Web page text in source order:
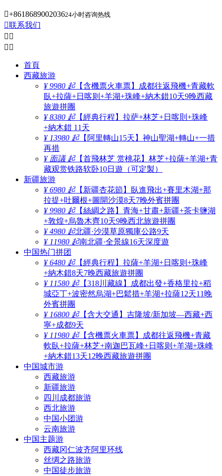
+861868900203624小时咨询热线
联系我们
 
 
首頁
西藏旅游
¥ 9980 起【含機票火車票】成都往返飛機+青藏軟
臥+拉薩+日喀则+羊湖+珠峰+納木錯10天9晚西藏
旅遊拼團
¥ 8380 起【經典行程】拉萨+林芝+日喀則+珠峰
+納木錯 11天
¥ 13980 起【阿里轉山15天】神山聖湖+轉山+一措
再措
¥ 面議 起【首飛林芝 赏桃花】林芝+拉薩+羊湖+青
藏观赏铁路软卧10日遊（可定製）
新疆旅游
¥ 6980 起【新疆杏花節】臥進飛出+賽里木湖+那
拉提+吐爾根+圖開沙漠8天7晚外賓拼團
¥ 9980 起【絲綢之路】青海+甘肅+新疆+茶卡鹽湖
+敦煌+烏魯木齊10天9晚西北旅遊拼團
¥ 4980 起北疆·沙漠草原獨庫公路9天
¥ 11980 起南北疆·全景線16天深度遊
中国热门拼团
¥ 6480 起【經典行程】拉薩+羊湖+日喀则+珠峰
+納木錯8天7晚西藏旅遊拼團
¥ 11580 起【318川藏線】成都出發+香格里拉+稻
城亞丁+波密然烏湖+巴鬆措+羊湖+拉薩12天11晚
外賓拼團
¥ 16800 起【含大交通】吉隆坡/新加坡—西藏+西
寧+成都9天
¥ 11980 起【含機票火車票】成都往返飛機+青藏
軟臥+拉薩+林芝+南迦巴瓦峰+日喀则+羊湖+珠峰
+納木錯13天12晚西藏旅遊拼團
中国城市游
西藏旅游
新疆旅游
四川成都旅游
西北旅游
中国小团游
云南旅游
中国主题游
西藏冈仁波齐阿里环线
丝绸之路旅游
中国徒步旅游